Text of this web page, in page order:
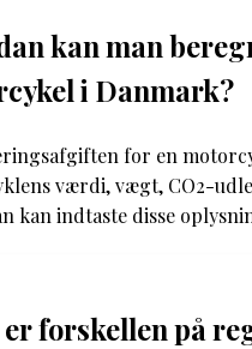
kan man
i Danmark?
for en
værdi, vægt, CO2-
kan indtaste disse
er forskellen på